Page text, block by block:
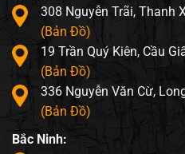
308 Nguyễn Trãi, Thanh
(Bản Đồ)
19 Trần Quý Kiên, Cầu
(Bản Đồ)
336 Nguyễn Văn Cừ,
(Bản Đồ)
Bắc Ninh: